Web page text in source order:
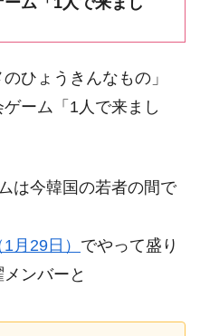
ひょうきんなもの」
ーム「1人で来まし
は今韓国の若者の間で
月29日） でやって盛り
ンバーと